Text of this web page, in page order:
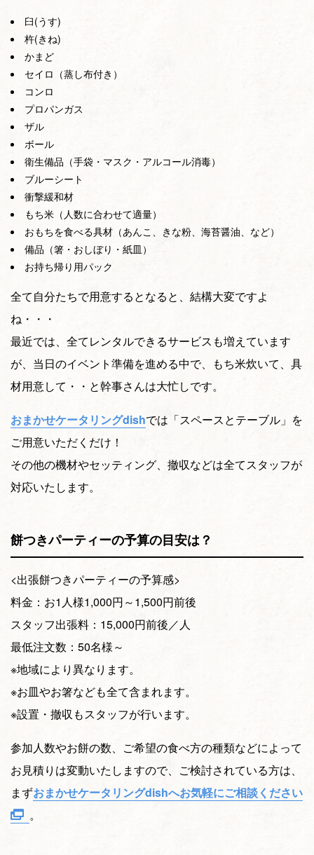
臼(うす)
杵(きね)
かまど
セイロ（蒸し布付き）
コンロ
プロパンガス
ザル
ボール
衛生備品（手袋・マスク・アルコール消毒）
ブルーシート
衝撃緩和材
もち米（人数に合わせて適量）
おもちを食べる具材（あんこ、きな粉、海苔醤油、など）
備品（箸・おしぼり・紙皿）
お持ち帰り用パック
全て自分たちで用意するとなると、結構大変ですよ
ね・・・
最近では、全てレンタルできるサービスも増えています
が、当日のイベント準備を進める中で、もち米炊いて、具
材用意して・・と幹事さんは大忙しです。
おまかせケータリングdishでは「スペースとテーブル」を
ご用意いただくだけ！
その他の機材やセッティング、撤収などは全てスタッフが
対応いたします。
餅つきパーティーの予算の目安は？
<出張餅つきパーティーの予算感>
料金：お1人様1,000円～1,500円前後
スタッフ出張料：15,000円前後／人
最低注文数：50名様～
※地域により異なります。
※お皿やお箸なども全て含まれます。
※設置・撤収もスタッフが行います。
参加人数やお餅の数、ご希望の食べ方の種類などによって
お見積りは変動いたしますので、ご検討されている方は、
まずおまかせケータリングdishへお気軽にご相談ください
。